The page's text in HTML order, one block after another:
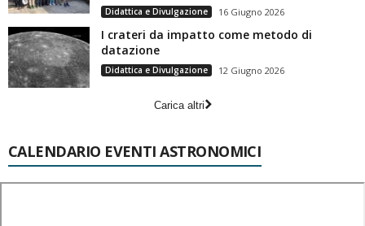
Didattica e Divulgazione 16 Giugno 2026
I crateri da impatto come metodo di
datazione
Didattica e Divulgazione 12 Giugno 2026
Carica altri
CALENDARIO EVENTI ASTRONOMICI